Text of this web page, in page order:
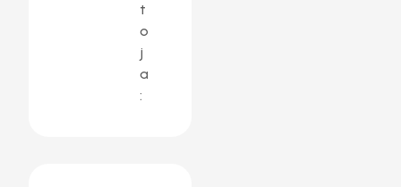
t
o
j
a
: